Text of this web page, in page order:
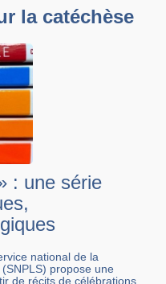
la catéchèse
: une série
national de la
propose une
de récits de célébrations